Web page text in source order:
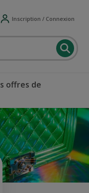
Inscription / Connexion
offres de